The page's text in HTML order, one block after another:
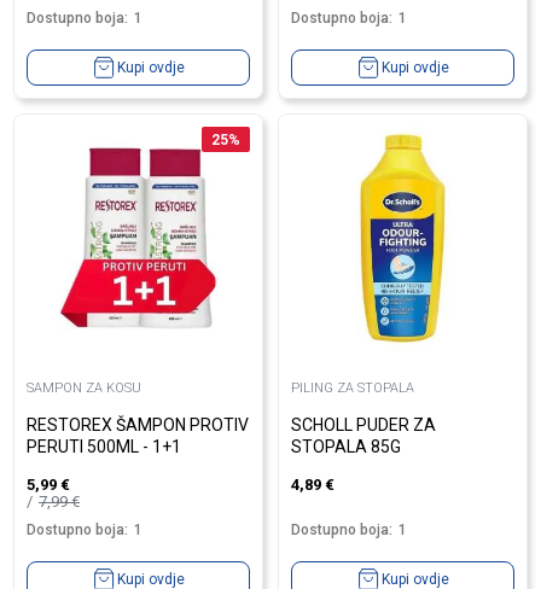
Dostupno boja: 1
Kupi ovdje
Dostupno boja: 1
Kupi ovdje
25%
SAMPON ZA KOSU
RESTOREX ŠAMPON PROTIV
PERUTI 500ML - 1+1
5,99 €
7,99€
Dostupno boja: 1
Kupi ovdje
PILING ZA STOPALA
SCHOLL PUDER ZA
STOPALA 85G
4,89 €
Dostupno boja: 1
Kupi ovdje